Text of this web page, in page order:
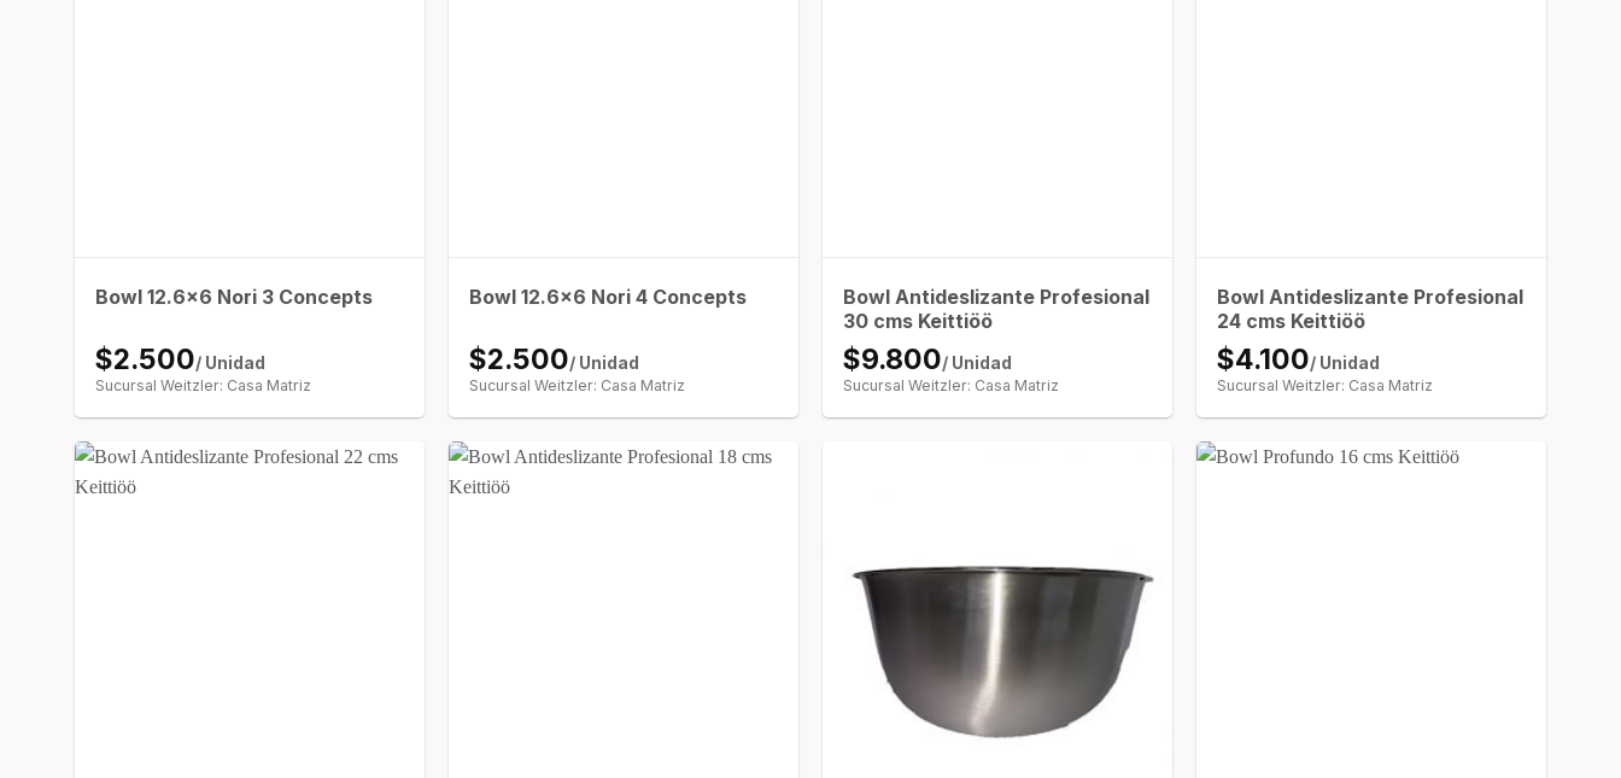
Bowl 12.6×6 Nori 3 Concepts
$2.500/ Unidad
Sucursal Weitzler: Casa Matriz
Bowl 12.6×6 Nori 4 Concepts
$2.500/ Unidad
Sucursal Weitzler: Casa Matriz
Bowl Antideslizante Profesional
30 cms Keittiöö
$9.800/ Unidad
Sucursal Weitzler: Casa Matriz
Bowl Antideslizante Profesional
24 cms Keittiöö
$4.100/ Unidad
Sucursal Weitzler: Casa Matriz